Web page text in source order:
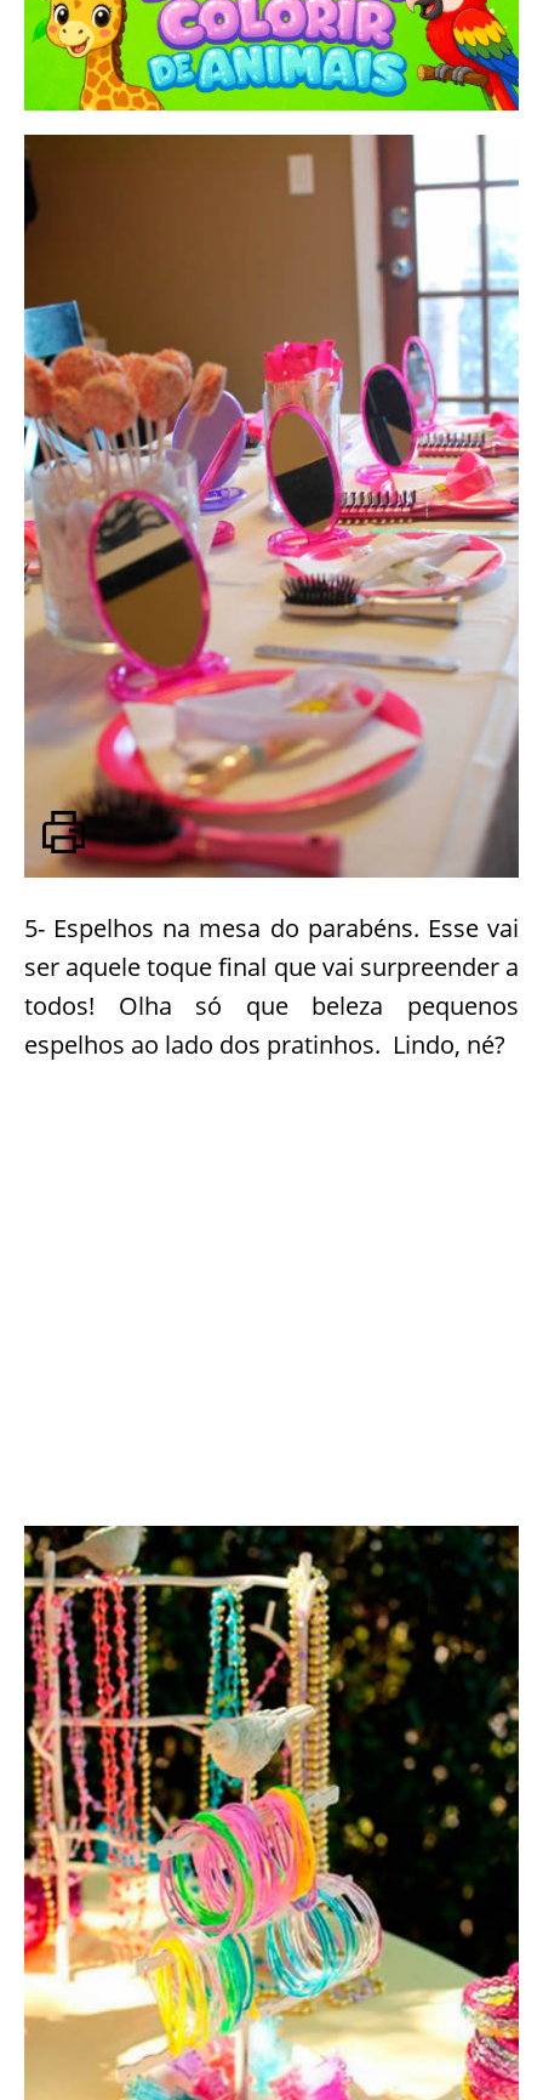
5- Espelhos na mesa do parabéns. Esse vai
ser aquele toque final que vai surpreender a
todos! Olha só que beleza pequenos
espelhos ao lado dos pratinhos. Lindo, né?